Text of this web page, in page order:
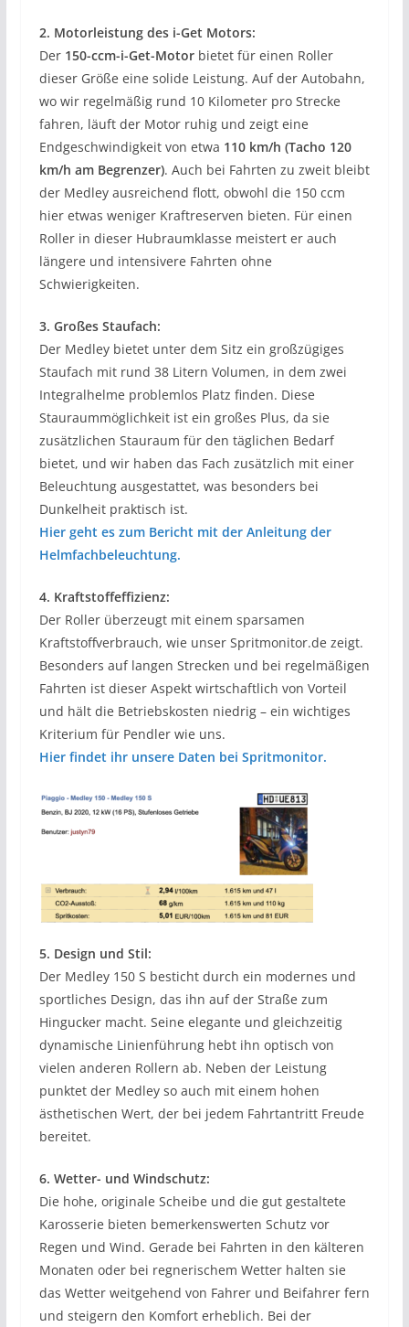
2. Motorleistung des i-Get Motors:
Der 150-ccm-i-Get-Motorbietet für einen Roller
dieser Größe eine solide Leistung. Auf der Autobahn,
wo wir regelmäßig rund 10 Kilometer pro Strecke
fahren, läuft der Motor ruhig und zeigt eine
Endgeschwindigkeit von etwa 110 km/h (Tacho 120
km/h am Begrenzer). Auch bei Fahrten zu zweit bleibt
der Medley ausreichend flott, obwohl die 150 ccm
hier etwas weniger Kraftreserven bieten. Für einen
Roller in dieser Hubraumklasse meistert er auch
längere und intensivere Fahrten ohne
Schwierigkeiten.
3. Großes Staufach:
Der Medley bietet unter dem Sitz ein großzügiges
Staufach mit rund 38 Litern Volumen, in dem zwei
Integralhelme problemlos Platz finden. Diese
Stauraummöglichkeit ist ein großes Plus, da sie
zusätzlichen Stauraum für den täglichen Bedarf
bietet, und wir haben das Fach zusätzlich mit einer
Beleuchtung ausgestattet, was besonders bei
Dunkelheit praktisch ist.
Hier geht es zum Bericht mit der Anleitung der
Helmfachbeleuchtung.
4. Kraftstoffeffizienz:
Der Roller überzeugt mit einem sparsamen
Kraftstoffverbrauch, wie unser Spritmonitor.de zeigt.
Besonders auf langen Strecken und bei regelmäßigen
Fahrten ist dieser Aspekt wirtschaftlich von Vorteil
und hält die Betriebskosten niedrig – ein wichtiges
Kriterium für Pendler wie uns.
Hier findet ihr unsere Daten bei Spritmonitor.
5. Design und Stil:
Der Medley 150 S besticht durch ein modernes und
sportliches Design, das ihn auf der Straße zum
Hingucker macht. Seine elegante und gleichzeitig
dynamische Linienführung hebt ihn optisch von
vielen anderen Rollern ab. Neben der Leistung
punktet der Medley so auch mit einem hohen
ästhetischen Wert, der bei jedem Fahrtantritt Freude
bereitet.
6. Wetter- und Windschutz:
Die hohe, originale Scheibe und die gut gestaltete
Karosserie bieten bemerkenswerten Schutz vor
Regen und Wind. Gerade bei Fahrten in den kälteren
Monaten oder bei regnerischem Wetter halten sie
das Wetter weitgehend von Fahrer und Beifahrer fern
und steigern den Komfort erheblich. Bei der